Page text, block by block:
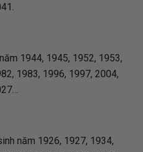
1944, 1945, 1952, 1953,
1983, 1996, 1997, 2004,
năm 1926, 1927, 1934,